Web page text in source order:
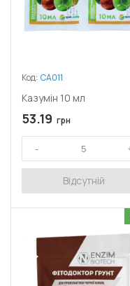
Код: СА011
Казумін 10 мл
53.19 грн
Відсутній